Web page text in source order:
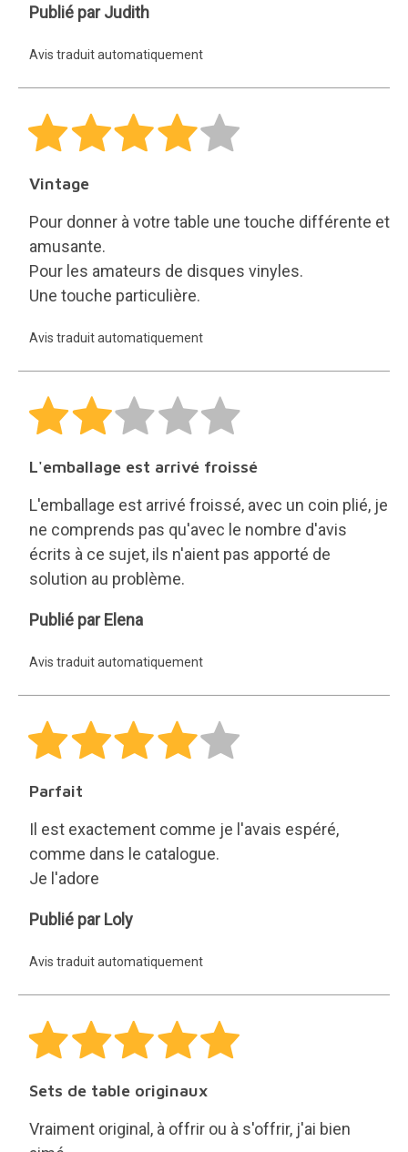
Judith
Publié par Judith
Avis traduit automatiquement
Vintage
Pour donner à votre table une touche différente et
amusante.
Pour les amateurs de disques vinyles.
Une touche particulière.
Avis traduit automatiquement
L'emballage est arrivé froissé
L'emballage est arrivé froissé, avec un coin plié, je
ne comprends pas qu'avec le nombre d'avis
écrits à ce sujet, ils n'aient pas apporté de
solution au problème.
Elena
Publié par Elena
Avis traduit automatiquement
Parfait
Il est exactement comme je l'avais espéré,
comme dans le catalogue.
Je l'adore
Loly
Publié par Loly
Avis traduit automatiquement
Sets de table originaux
Vraiment original, à offrir ou à s'offrir, j'ai bien